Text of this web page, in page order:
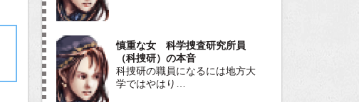
慎重な女 科学捜査研究所員
（科捜研）の本音
科捜研の職員になるには地方大
学ではやはり…